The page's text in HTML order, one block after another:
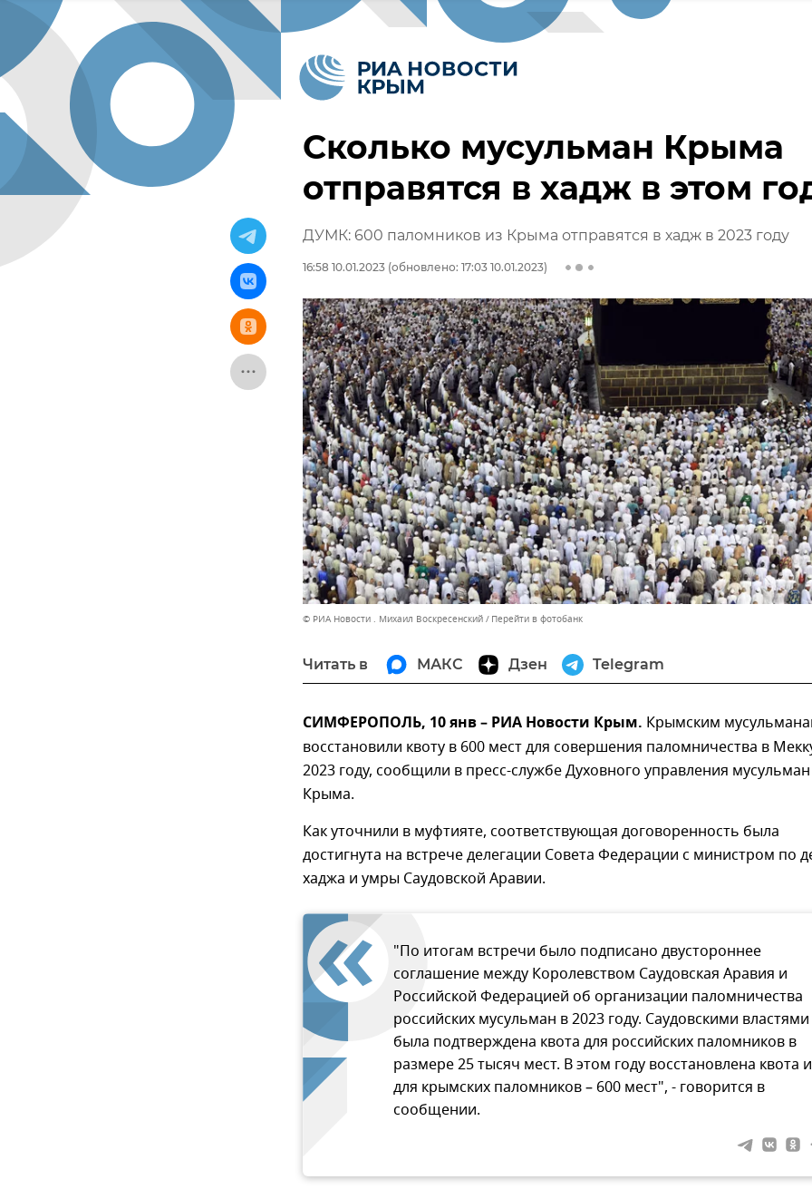
Сколько мусульман Крыма
отправятся в хадж в этом
ДУМК: 600 паломников из Крыма отправятся в хадж в 2023 году
16:58 10.01.2023 (обновлено: 17:03 10.01.2023)
© РИА Новости . Михаил Воскресенский Перейти в фотобанк
Читать в МАКС Дзен Telegram
СИМФЕРОПОЛЬ, 10 янв – РИА Новости Крым. Крымским
восстановили квоту в 600 мест для совершения паломничества в
2023 году, сообщили в пресс-службе Духовного управления мусульман
Крыма.
Как уточнили в муфтияте, соответствующая договоренность была
достигнута на встрече делегации Совета Федерации с министром по
хаджа и умры Саудовской Аравии.
"По итогам встречи было подписано двустороннее
соглашение между Королевством Саудовская Аравия и
Российской Федерацией об организации паломничества
российских мусульман в 2023 году. Саудовскими властями
была подтверждена квота для российских паломников в
размере 25 тысяч мест. В этом году восстановлена квота и
для крымских паломников – 600 мест", - говорится в
сообщении.